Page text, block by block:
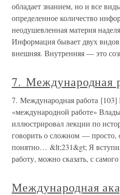
обладает знанием, но и все
определенное количество
неодушевленная материя
Информация бывает двух
внешняя. Внутренняя — это
7. Международная
7. Международная работа
«международной работе»
иллюстрировал лекции по
говорить о сложном —
понятно… &lt;231&gt; Я
работу, можно сказать, с самого
Международная